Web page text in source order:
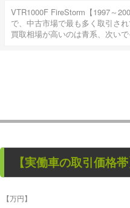
VTR1000F FireStorm【1997～
で、中古市場で最も多く取引さ
買取相場が高いのは青系、次い
【実働車の取引価格帯
【万円】